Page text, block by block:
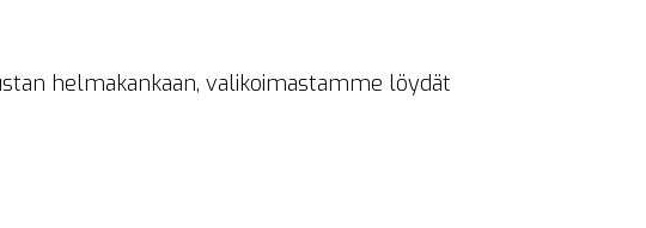
helmakankaan, valikoimastamme löydät